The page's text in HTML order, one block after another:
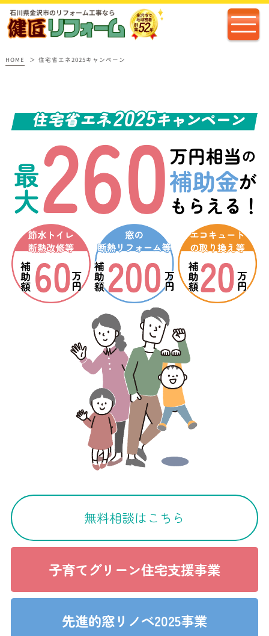
HOME 住宅省エネ2025キャンペーン
無料相談はこちら
子育てグリーン住宅支援事業
先進的窓リノベ2025事業